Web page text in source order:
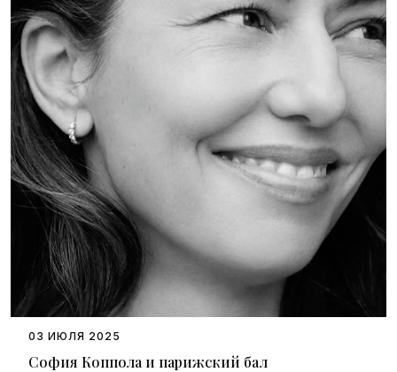
София Коппола и парижский бал
03 ИЮЛЯ 2025